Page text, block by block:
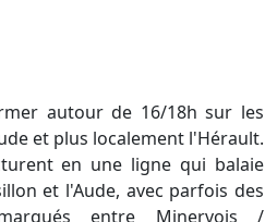
et plus localement l'Hérault.
en une ligne qui balaie
et l'Aude, avec parfois des
entre Minervois /